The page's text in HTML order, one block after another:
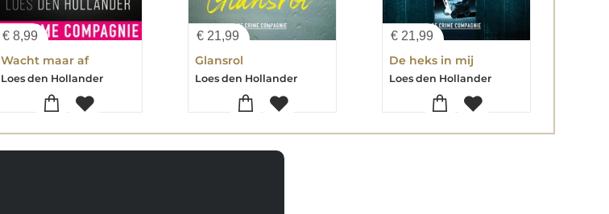
€8,99
Wacht maar af
Loes den Hollander
€21,99
Glansrol
Loes den Hollander
€ 21,99
De heks in mij
Loes den Hollander